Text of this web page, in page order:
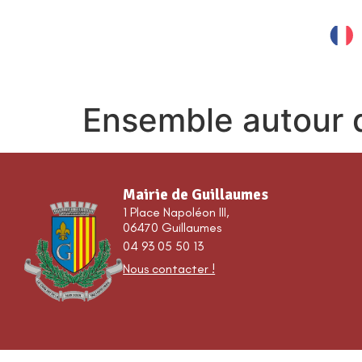
Ensemble autour
Mairie de Guillaumes
1 Place Napoléon III,
06470 Guillaumes
04 93 05 50 13
Nous contacter !